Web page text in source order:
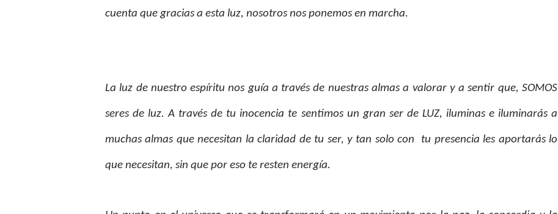
cuenta que gracias a esta luz, nosotros nos ponemos en marcha.
La luz de nuestro espíritu nos guía a través de nuestras almas a valorar y a sentir que, SOMOS
seres de luz. A través de tu inocencia te sentimos un gran ser de LUZ, iluminas e iluminarás a
muchas almas que necesitan la claridad de tu ser, y tan solo con tu presencia les aportarás lo
que necesitan, sin que por eso te resten energía.